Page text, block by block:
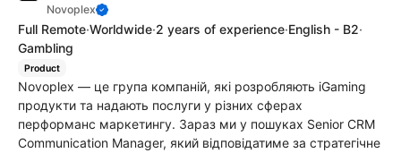
Novoplex
Full Remote·Worldwide·2 years of experience·English - B2·
Gambling
Product
Novoplex — це група компаній, які розробляють iGaming
продукти та надають послуги у різних сферах
перформанс маркетингу. Зараз ми у пошуках Senior CRM
Communication Manager, який відповідатиме за стратегічне